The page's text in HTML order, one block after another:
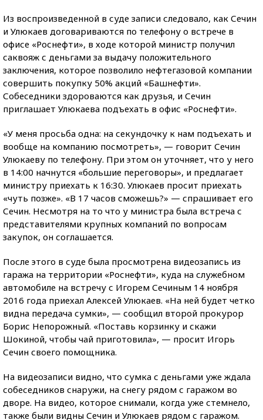
Из воспроизведенной в суде записи следовало, как Сечин
и Улюкаев договариваются по телефону о встрече в
офисе «Роснефти», в ходе которой министр получил
саквояж с деньгами за выдачу положительного
заключения, которое позволило нефтегазовой компании
совершить покупку 50% акций «Башнефти».
Собеседники здороваются как друзья, и Сечин
приглашает Улюкаева подъехать в офис «Роснефти».
«У меня просьба одна: на секундочку к нам подъехать и
вообще на компанию посмотреть», — говорит Сечин
Улюкаеву по телефону. При этом он уточняет, что у него
в 14:00 начнутся «большие переговоры», и предлагает
министру приехать к 16:30. Улюкаев просит приехать
«чуть позже». «В 17 часов сможешь?» — спрашивает его
Сечин. Несмотря на то что у министра была встреча с
представителями крупных компаний по вопросам
закупок, он соглашается.
После этого в суде была просмотрена видеозапись из
гаража на территории «Роснефти», куда на служебном
автомобиле на встречу с Игорем Сечиным 14 ноября
2016 года приехал Алексей Улюкаев. «На ней будет четко
видна передача сумки», — сообщил второй прокурор
Борис Непорожный. «Поставь корзинку и скажи
Шокиной, чтобы чай приготовила», — просит Игорь
Сечин своего помощника.
На видеозаписи видно, что сумка с деньгами уже ждала
собеседников снаружи, на снегу рядом с гаражом во
дворе. На видео, которое снимали, когда уже стемнело,
также были видны Сечин и Улюкаев рядом с гаражом.